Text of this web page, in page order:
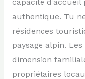
capacité
authentique. Tu
résidences
paysage alpin.
dimension
propriétaires